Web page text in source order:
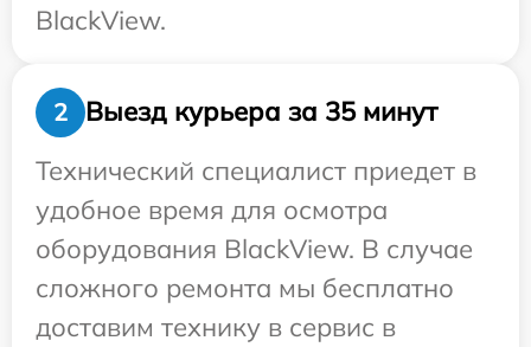
BlackView.
2
Выезд курьера за 35 минут
Технический специалист приедет в
удобное время для осмотра
оборудования BlackView. В случае
сложного ремонта мы бесплатно
доставим технику в сервис в